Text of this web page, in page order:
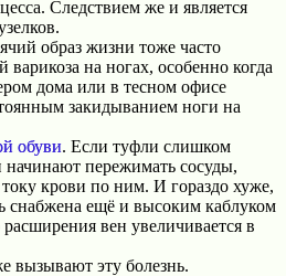
Следствием же и является
образ жизни тоже часто
варикоза на ногах, особенно когда
дома или в тесном офисе
закидыванием ноги на
обуви. Если туфли слишком
начинают пережимать сосуды,
крови по ним. И гораздо хуже,
снабжена ещё и высоким каблуком
вен увеличивается в
вызывают эту болезнь.